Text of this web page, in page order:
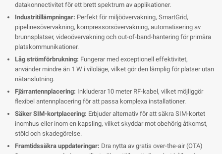
datakonnectivitet för ett brett spektrum av applikationer.
Industritillämpningar: Perfekt för miljöövervakning, SmartGrid,
pipelinesövervakning, kompressorsövervakning, automatisering av
brunnsplatser, videoövervakning och out-of-band-hantering för primära
platskommunikationer.
Låg strömförbrukning: Fungerar med exceptionell effektivitet,
använder mindre än 1 W i viloläge, vilket gör den lämplig för platser utan
nätanslutning.
Fjärrantennplacering: Inkluderar 10 meter RF-kabel, vilket möjliggör
flexibel antennplacering för att passa komplexa installationer.
Säker SIM-kortplacering: Erbjuder alternativ för att säkra SIM-kortet
inomhus eller inom en kapsling, vilket skyddar mot obehörig åtkomst,
stöld och skadegörelse.
Framtidssäkra uppdateringar: Dra nytta av gratis over-the-air (OTA)